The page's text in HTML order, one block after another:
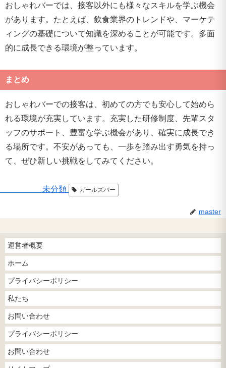
おしゃれバーでは、接客以外にも様々なスキルを学ぶ機会
があります。たとえば、飲食業界のトレンドや、マーケテ
ィングの基礎について知識を深めることが可能です。多面
的に成長できる環境が整っています。
まとめ
おしゃれバーでの接客は、初めての方でも安心して始めら
れる環境が充実しています。充実した研修制度、先輩スタ
ッフのサポート、豊富な学ぶ機会があり、確実に成長でき
る場所です。不安があっても、一歩を踏み出す勇気を持っ
て、ぜひ新しい挑戦をしてみてください。
未分類 ガールズバー
master
運営者概要
ホーム
プライバシーポリシー
私たち
お問い合わせ
プライバシーポリシー
お問い合わせ